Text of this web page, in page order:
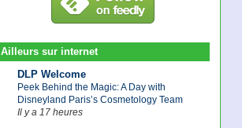
Ailleurs sur internet
DLP Welcome
Peek Behind the Magic: A Day with
Disneyland Paris’s Cosmetology Team
Il y a 17 heures